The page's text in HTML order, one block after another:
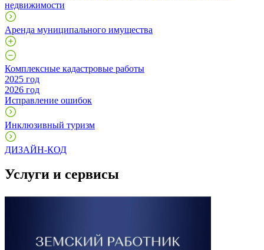
недвижимости
Аренда муниципального имущества
Комплексные кадастровые работы
2025 год
2026 год
Исправление ошибок
Инклюзивный туризм
ДИЗАЙН-КОД
Услуги и сервисы